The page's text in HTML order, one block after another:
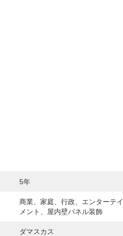
5年
商業、家庭、行政、エンターテイ
メント、屋内壁パネル装飾
ダマスカス